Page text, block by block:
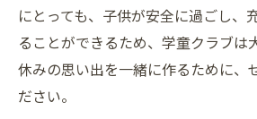
にとっても、子供が安全に過ごし、
ることができるため、学童クラブは
休みの思い出を一緒に作るために、
ださい。